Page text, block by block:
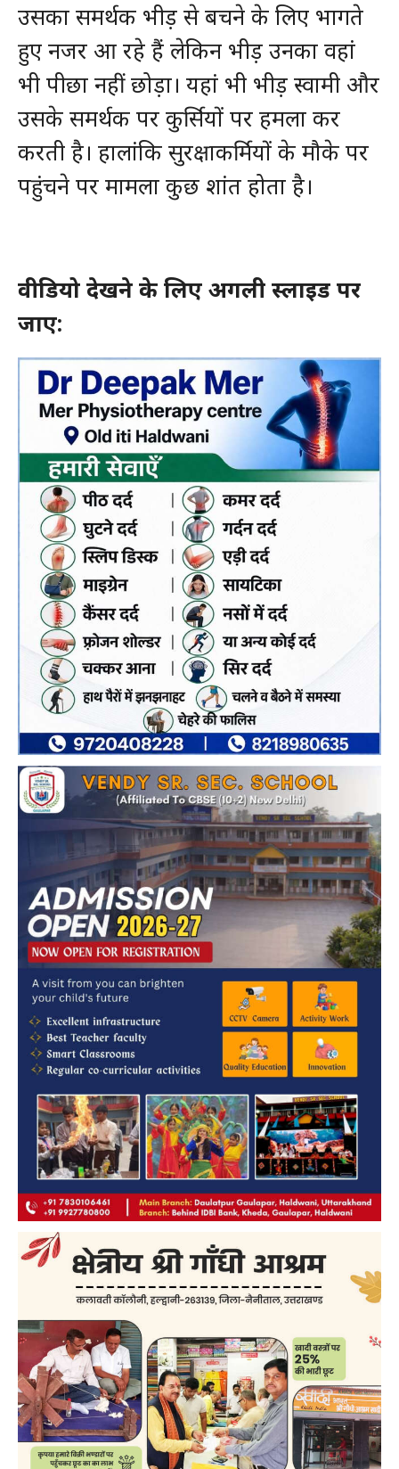
उसका समर्थक भीड़ से बचने के लिए भागते
हुए नजर आ रहे हैं लेकिन भीड़ उनका वहां
भी पीछा नहीं छोड़ा। यहां भी भीड़ स्वामी और
उसके समर्थक पर कुर्सियों पर हमला कर
करती है। हालांकि सुरक्षाकर्मियों के मौके पर
पहुंचने पर मामला कुछ शांत होता है।
वीडियो देखने के लिए अगली स्लाइड पर
जाए: